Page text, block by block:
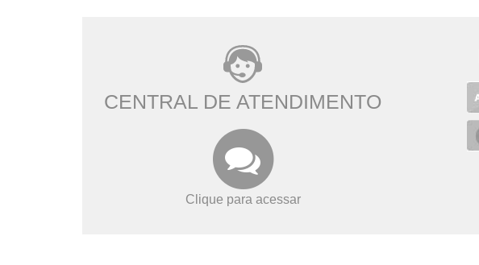
CENTRAL DE ATENDIMENTO
Clique para acessar